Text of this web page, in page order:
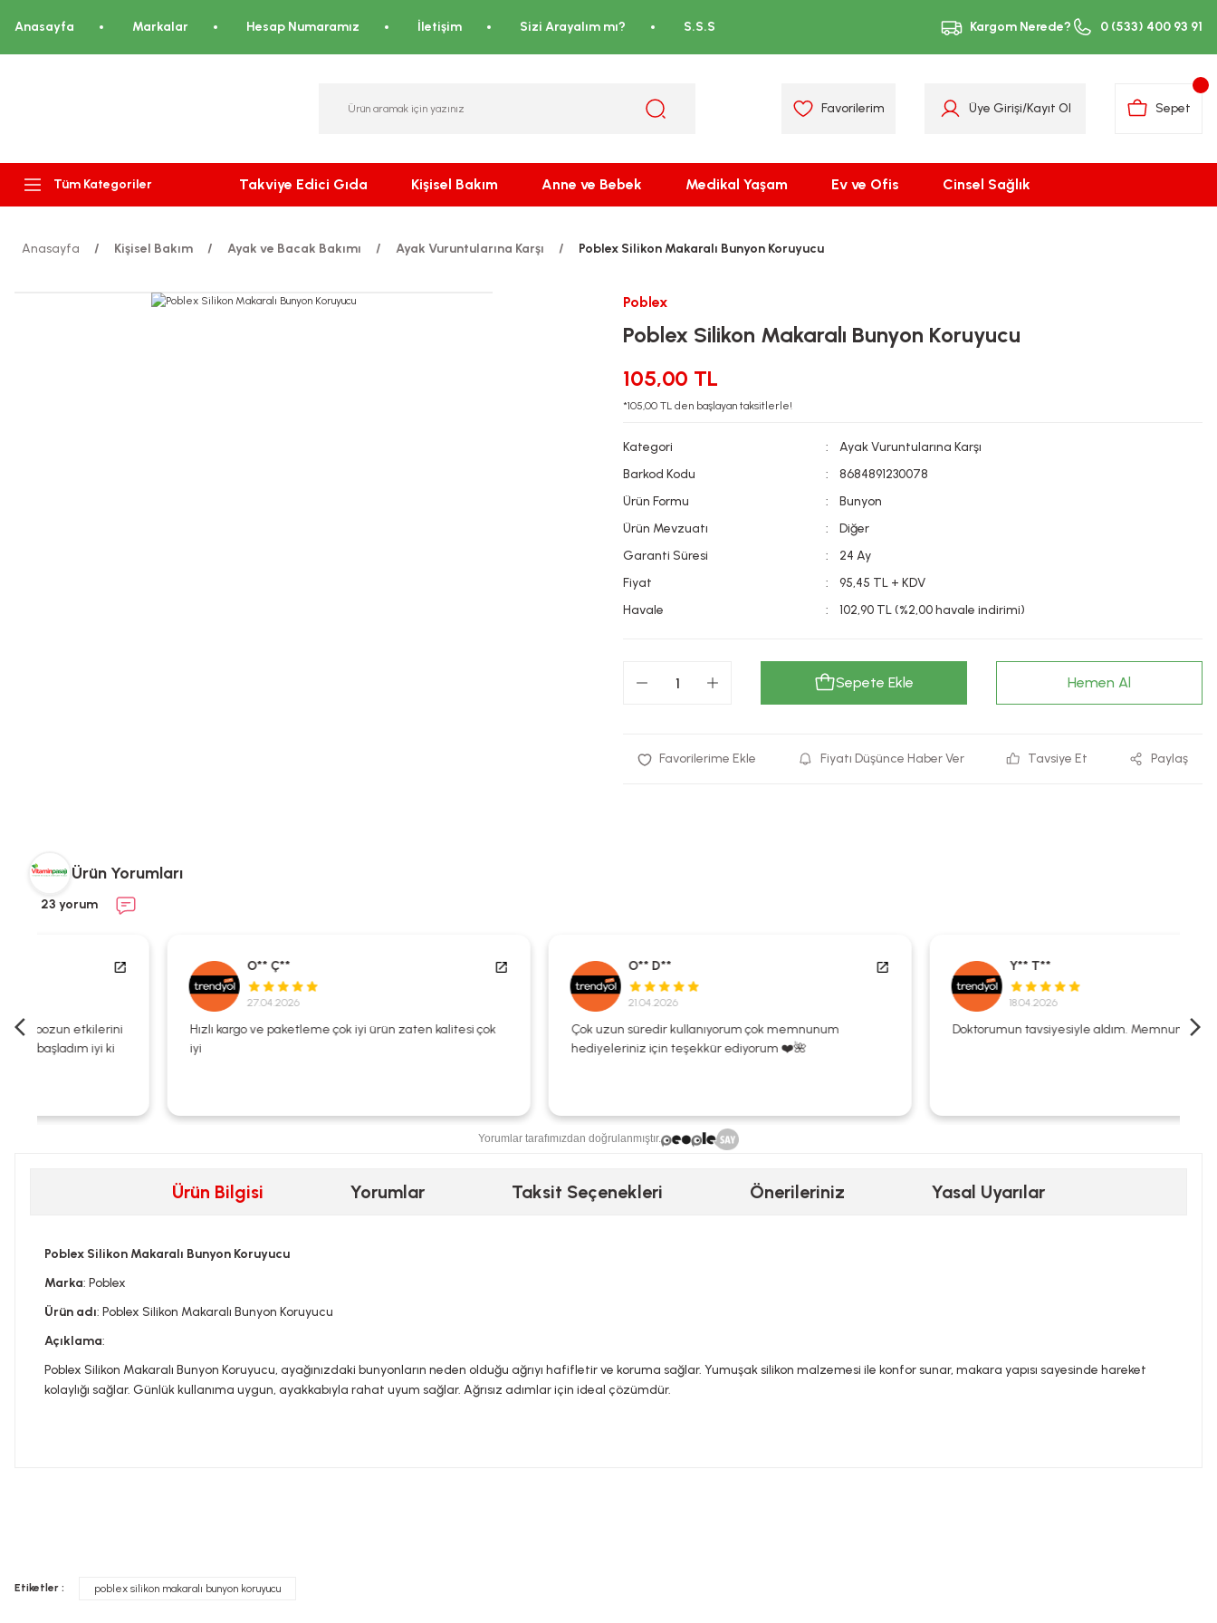
Anasayfa Markalar Hesap Numaramız İletişim Sizi Arayalım mı? S.S.S Kargom Nerede? 0 (533) 400 93 91
Favorilerim Üye Girişi/Kayıt Ol Sepet
Tüm Kategoriler Takviye Edici Gıda Kişisel Bakım Anne ve Bebek Medikal Yaşam Ev ve Ofis Cinsel Sağlık
Anasayfa Kişisel Bakım Ayak ve Bacak Bakımı Ayak Vuruntularına Karşı Poblex Silikon Makaralı Bunyon Koruyucu
Poblex
Poblex Silikon Makaralı Bunyon Koruyucu
105,00 TL
*105,00 TL den başlayan taksitlerle!
Kategori
Ayak Vuruntularına Karşı
Barkod Kodu
8684891230078
Ürün Formu
Bunyon
Ürün Mevzuatı
Diğer
Garanti Süresi
24 Ay
Fiyat
95,45 TL + KDV
Havale
102,90 TL (%2,00 havale indirimi)
Sepete Ekle Hemen Al
Fiyatı Düşünce Haber Ver Tavsiye Et Paylaş
Ürün Yorumları
23 yorum
Hızlı kargo ve paketleme çok iyi ürün zaten kalitesi çok
iyi
Çok uzun süredir kullanıyorum çok memnunum
hediyeleriniz için teşekkür ediyorum ❤️🌺
Doktorumun tavsiyesiyle aldım. Memnunum.
Yorumlar tarafımızdan doğrulanmıştır.
Ürün Bilgisi Yorumlar Taksit Seçenekleri Önerileriniz Yasal Uyarılar
Poblex Silikon Makaralı Bunyon Koruyucu
Marka: Poblex
Ürün adı: Poblex Silikon Makaralı Bunyon Koruyucu
Açıklama:
Poblex Silikon Makaralı Bunyon Koruyucu, ayağınızdaki bunyonların neden olduğu ağrıyı hafifletir ve koruma sağlar. Yumuşak silikon malzemesi ile konfor sunar, makara yapısı sayesinde hareket
kolaylığı sağlar. Günlük kullanıma uygun, ayakkabıyla rahat uyum sağlar. Ağrısız adımlar için ideal çözümdür.
Ürün açıklamasında eksik bilgiler bulunuyor.
İLAÇ DEĞİLDİR.
Etiketler : poblex silikon makaralı bunyon koruyucu